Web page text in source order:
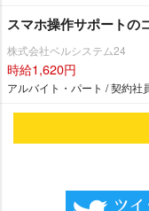
スマホ操作サポートの
株式会社ベルシステム24
時給1,620円
アルバイト・パート / 契約社